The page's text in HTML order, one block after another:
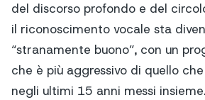
del discorso profondo e del
il riconoscimento vocale sta
“stranamente buono”, con un
che è più aggressivo di quello
negli ultimi 15 anni messi